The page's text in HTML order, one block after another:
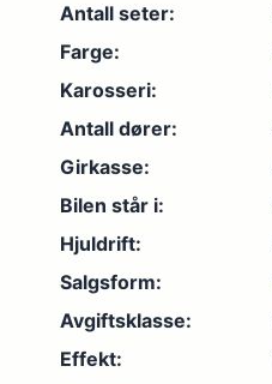
Antall seter:
Farge:
Karosseri:
Antall dører:
Girkasse:
Bilen står i:
Hjuldrift:
Salgsform:
Avgiftsklasse:
Effekt: